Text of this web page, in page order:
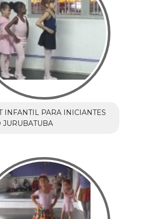
INFANTIL PARA INICIANTES
JURUBATUBA